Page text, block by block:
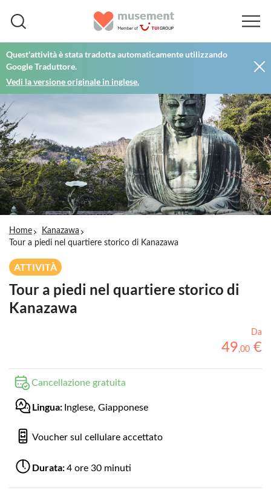
Quest'attività è stata tradotta automaticamente utilizzando
Google Traduttore.
Vedi la versione originale in inglese.
Home
Kanazawa
Tour a piedi nel quartiere storico di Kanazawa
ATTIVITÀ
Tour a piedi nel quartiere storico di
Kanazawa
Da
49,00 €
Cancellazione gratuita
Lingua: Inglese, Giapponese
Voucher sul cellulare accettato
Durata:4 ore 30 minuti